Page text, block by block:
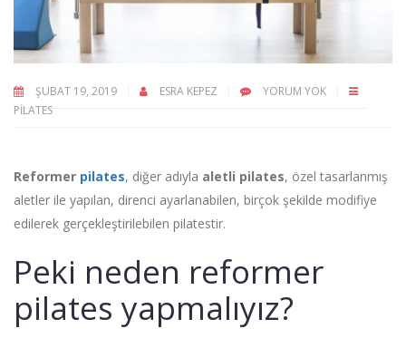
ŞUBAT 19, 2019 ESRA KEPEZ
YORUM YOK
PILATES
Reformer pilates, diğer adıyla aletli pilates, özel tasarlanmış
aletler ile yapılan, direnci ayarlanabilen, birçok şekilde modifiye
edilerek gerçekleştirilebilen pilatestir.
Peki neden reformer
pilates yapmalıyız?